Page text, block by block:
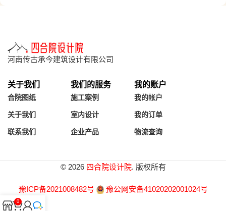
河南传古承今建筑设计有限公司
关于我们
合院图纸
关于我们
联系我们
我们的服务
施工案例
室内设计
企业产品
我的账户
我的帐户
我的订单
物流查询
© 2026 四合院设计院. 版权所有
豫ICP备2021008482号 豫公网安备41020202001024号
0